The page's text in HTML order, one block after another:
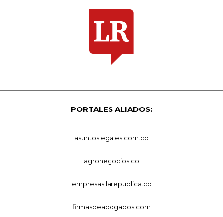
PORTALES ALIADOS:
asuntoslegales.com.co
agronegocios.co
empresas.larepublica.co
firmasdeabogados.com